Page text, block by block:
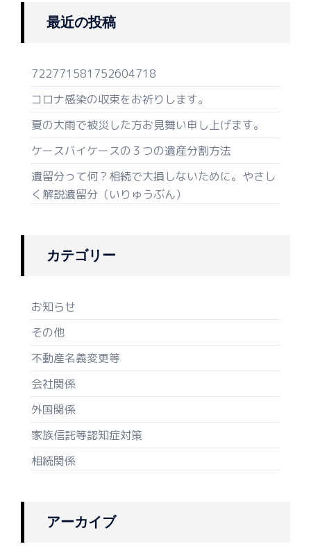
最近の投稿
722771581752604718
コロナ感染の収束をお祈りします。
夏の大雨で被災した方お見舞い申し上げます。
ケースバイケースの３つの遺産分割方法
遺留分って何？相続で大損しないために。やさし
く解説遺留分（いりゅうぶん）
カテゴリー
お知らせ
その他
不動産名義変更等
会社関係
外国関係
家族信託等認知症対策
相続関係
アーカイブ